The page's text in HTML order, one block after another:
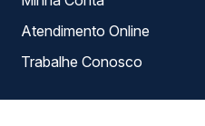
Atendimento Online
Trabalhe Conosco